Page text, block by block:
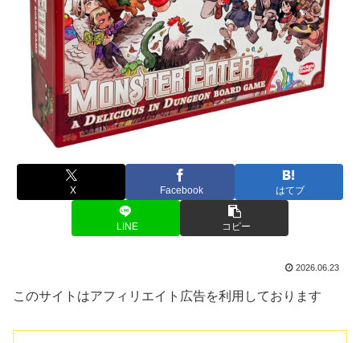
X Facebook はてブ
LINE コピー
2026.06.23
このサイトはアフィリエイト広告を利用しております